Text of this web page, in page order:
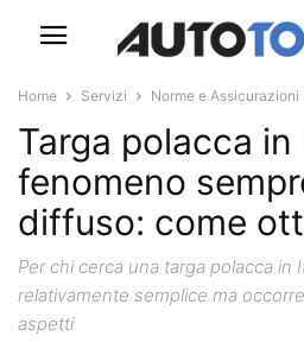
Home Servizi Norme e Assicurazioni
Targa polacca in
fenomeno
diffuso: come
Per chi cerca una targa polacca in
relativamente semplice ma
aspetti